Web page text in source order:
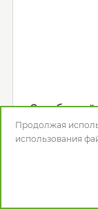
Стул
Продолжая
использования